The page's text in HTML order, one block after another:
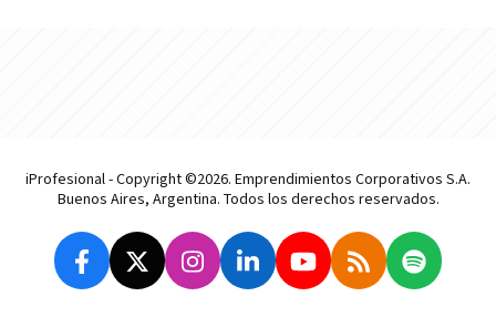
iProfesional - Copyright ©2026. Emprendimientos Corporativos S.A.
Buenos Aires, Argentina. Todos los derechos reservados.